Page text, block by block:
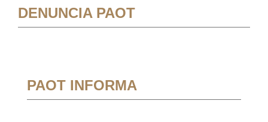
DENUNCIA PAOT
PAOT INFORMA